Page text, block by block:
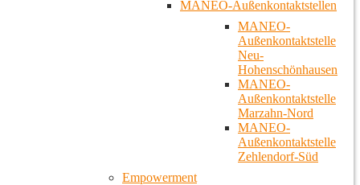
MANEO-Außenkontaktstellen
MANEO-
Außenkontaktstelle
Neu-
Hohenschönhausen
MANEO-
Außenkontaktstelle
Marzahn-Nord
MANEO-
Außenkontaktstelle
Zehlendorf-Süd
Empowerment